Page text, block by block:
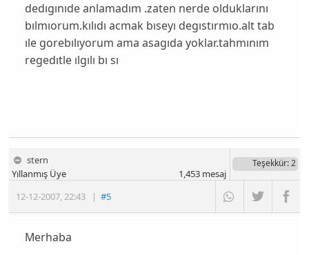
dedıgınıde anlamadım .zaten nerde olduklarını
bılmıorum.kılıdı acmak bıseyı degıstırmıo.alt tab
ıle gorebılıyorum ama asagıda yoklar.tahmınım
regedıtle ılgılı bı sı
stern
12-12-2007,22:43 |#5
Yıllanmış Üye
Teşekkür: 2
1,453mesaj
Merhaba